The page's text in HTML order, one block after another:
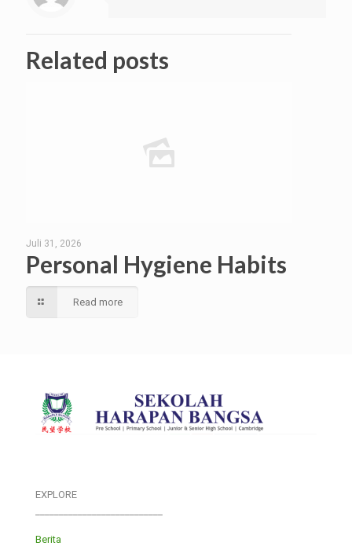
Related posts
Juli 31, 2026
Personal Hygiene Habits
Read more
EXPLORE
Berita